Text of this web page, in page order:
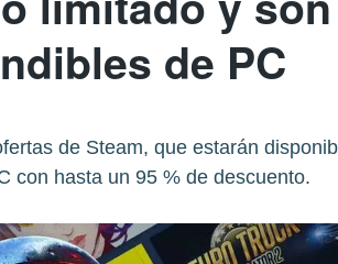
de PC
de Steam, que estarán
con hasta un 95 % de descuento.